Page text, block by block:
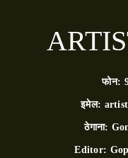
फोन:
इमेल:
ठेगाना:
Editor: